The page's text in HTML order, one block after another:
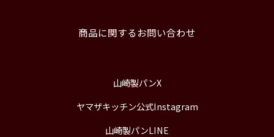
商品に関するお問い合わせ
山崎製パンX
ヤマザキッチン公式Instagram
山崎製パンLINE